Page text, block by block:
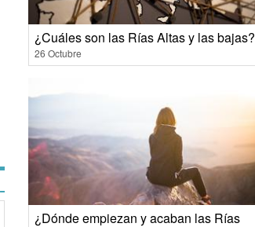
¿Cuáles son las Rías Altas y las bajas?
26 Octubre
¿Dónde empiezan y acaban las Rías